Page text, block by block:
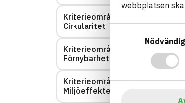
webbplatsen
Nödvändig
Kriterieområde:
Cirkularitet
Kriterieområde:
Förnybarhet
0 av 0
Kriterieområde:
Miljöeffekter – EPD